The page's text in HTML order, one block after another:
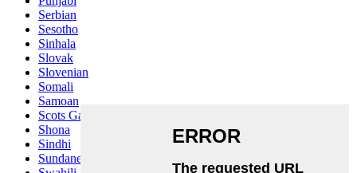
Serbian
Sesotho
Sinhala
Slovak
Slovenian
Somali
Samoan
Scots Gaelic
Shona
Sindhi
Sundanese